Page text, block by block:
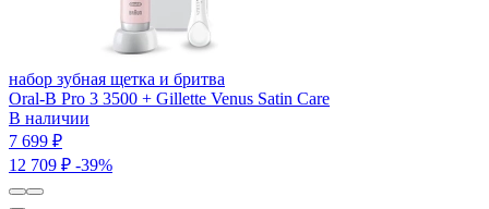
набор зубная щетка и бритва
Oral-B Pro 3 3500 + Gillette Venus Satin Care
В наличии
7 699 ₽
12 709 ₽ -39%